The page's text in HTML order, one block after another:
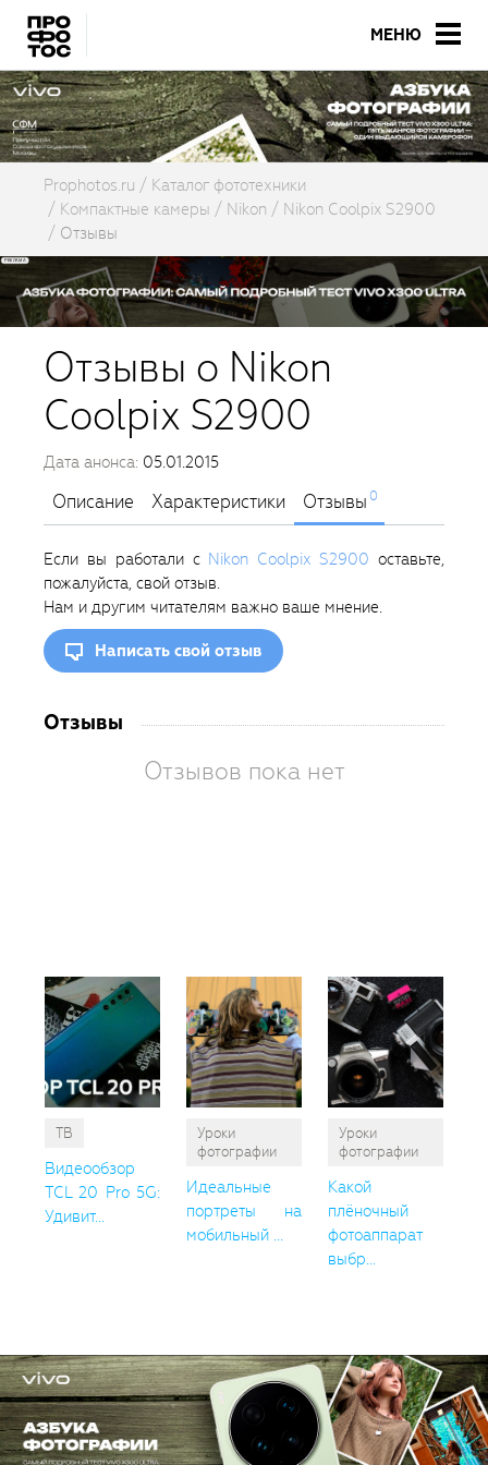
МЕНЮ
Prophotos.ru
Каталог фототехники
Компактные камеры
Nikon
Nikon Coolpix S2900
Отзывы
Отзывы о Nikon
Coolpix S2900
Дата анонса: 05.01.2015
Описание Характеристики Отзывы0
Если вы работали с Nikon Coolpix S2900 оставьте,
пожалуйста, свой отзыв.
Нам и другим читателям важно ваше мнение.
Написать свой отзыв
Отзывы
Отзывов пока нет
ТВ
Видеообзор
TCL 20 Pro 5G:
Удивит...
Уроки
фотографии
Идеальные
портреты на
мобильный ...
Уроки
фотографии
Какой
плёночный
фотоаппарат
выбр...